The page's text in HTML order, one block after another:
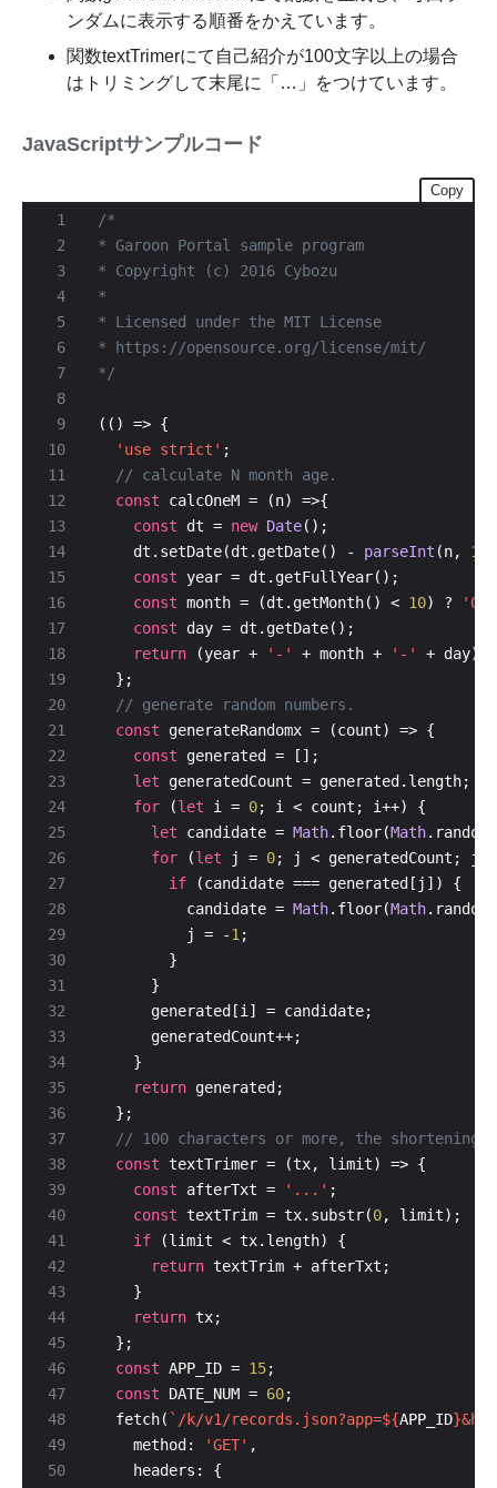
ンダムに表示する順番をかえています。
関数textTrimerにて自己紹介が100文字以上の場合
はトリミングして末尾に「…」をつけています。
JavaScriptサンプルコード
Copy
  1
  3
  4
  5
  6
  7
  8
  9
10
11
13
14
15
16
17
18
19
20
21
23
24
25
26
27
28
29
30
31
33
34
35
36
37
38
39
40
41
43
44
45
46
47
48
49
50
*/
'use strict'
const
const dt = new Date
    dt.setDate(dt.getDate() -
parseInt (n, 10
const
const month = (dt.getMonth() < 10) ? '0'
const
return (year + '-' + month + '-'
const
const
let
for (let i = 0
let candidate = Math.floor(Math
for (let j = 0
if
          candidate =
Math.floor(Math
          j = -
1
return
const
const afterTxt = '...'
const textTrim = tx.substr(0
if
return
return
const APP_ID = 15
const DATE_NUM = 60
  fetch(
`/k/v1/records.json?app=${APP_ID}
    method:
'GET'